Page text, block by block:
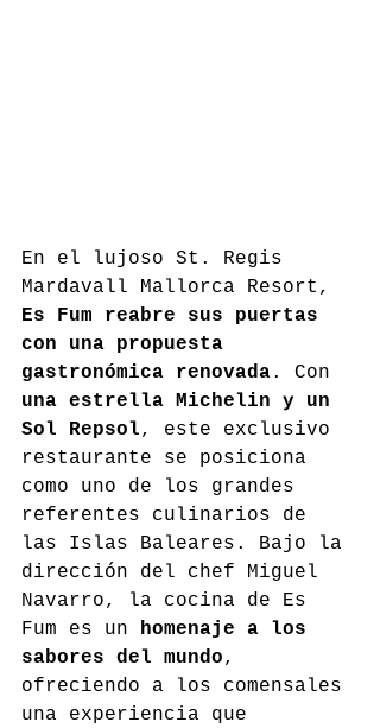
En el lujoso St. Regis
Mardavall Mallorca Resort,
Es Fum reabre sus puertas
con una propuesta
gastronómica renovada. Con
una estrella Michelin y un
Sol Repsol, este exclusivo
restaurante se posiciona
como uno de los grandes
referentes culinarios de
las Islas Baleares. Bajo la
dirección del chef Miguel
Navarro, la cocina de Es
Fum es un homenaje a los
sabores del mundo,
ofreciendo a los comensales
una experiencia que